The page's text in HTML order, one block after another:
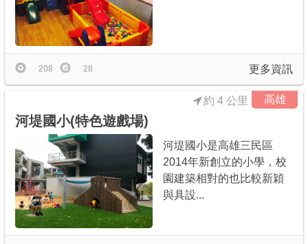
更多資訊
208 28
高雄
河堤國小(特色遊戲場)
約 4 公里
河堤國小是高雄三民區
2014年新創立的小學，校
園建築相對的也比較新穎
與具設...